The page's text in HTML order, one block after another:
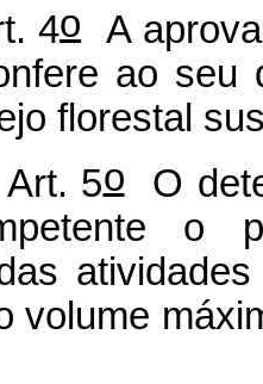
4oA
ao seu
florestal
Art. 5oO
o
volume